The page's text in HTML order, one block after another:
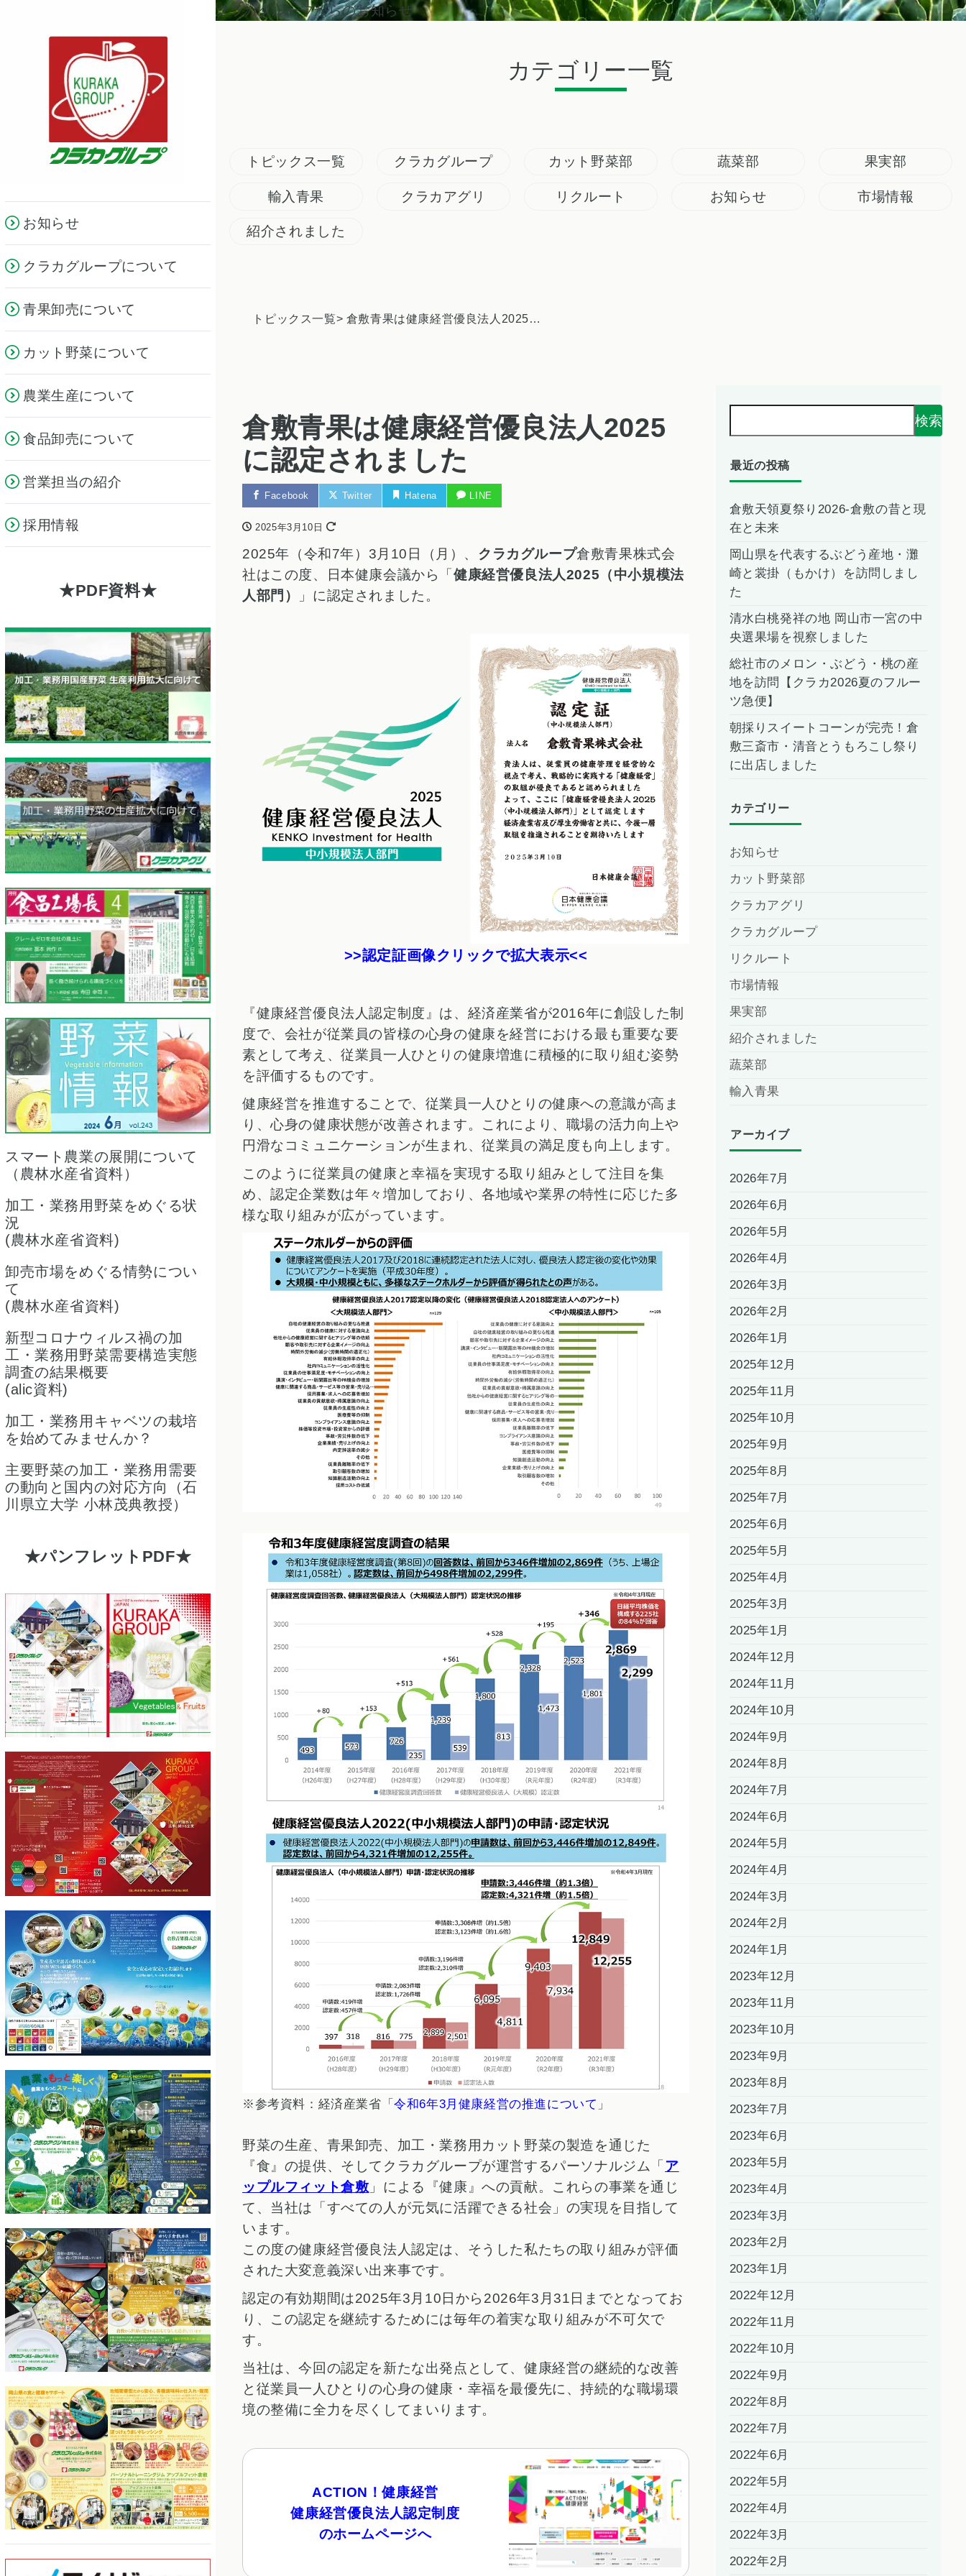
お知らせ
クラカグループについて
青果卸売について
カット野菜について
農業生産について
食品卸売について
営業担当の紹介
採用情報
PDF資料
スマート農業の展開について
（農林水産省資料）
加工・業務用野菜をめぐる状
況
(農林水産省資料)
卸売市場をめぐる情勢につい
て
(農林水産省資料)
新型コロナウィルス禍の加
工・業務用野菜需要構造実態
調査の結果概要
(alic資料)
加工・業務用キャベツの栽培
を始めてみませんか？
主要野菜の加工・業務用需要
の動向と国内の対応方向（石
川県立大学 小林茂典教授）
パンフレットPDF
クラカグループからのお知らせ
カテゴリー一覧
トピックス一覧 クラカグループ カット野菜部 蔬菜部 果実部
輸入青果 クラカアグリ リクルート お知らせ 市場情報
紹介されました
トピックス一覧 > 倉敷青果は健康経営優良法人2025に認定されました
倉敷青果は健康経営優良法人2025
に認定されました
Facebook Twitter Hatena LINE
2025年3月10日
2025年（令和7年）3月10日（月）、 クラカグループ倉敷青果株式会
社はこの度、日本健康会議から「健康経営優良法人2025（中小規模法
人部門）
」に認定されました。
認定証画像クリックで拡大表示
『健康経営優良法人認定制度』は、経済産業省が2016年に創設した制
度で、会社が従業員の皆様の心身の健康を経営における最も重要な要
素として考え、従業員一人ひとりの健康増進に積極的に取り組む姿勢
を評価するものです。
健康経営を推進することで、従業員一人ひとりの健康への意識が高ま
り、心身の健康状態が改善されます。これにより、職場の活力向上や
円滑なコミュニケーションが生まれ、従業員の満足度も向上します。
このように従業員の健康と幸福を実現する取り組みとして注目を集
め、認定企業数は年々増加しており、各地域や業界の特性に応じた多
様な取り組みが広がっています。
※参考資料：経済産業省「令和6年3月健康経営の推進について 」
野菜の生産、青果卸売、加工・業務用カット野菜の製造を通じた
『食』の提供、そしてクラカグループが運営するパーソナルジム「ア
ップルフィット倉敷 」による『健康』への貢献。これらの事業を通じ
て、当社は「すべての人が元気に活躍できる社会」の実現を目指して
います。
この度の健康経営優良法人認定は、そうした私たちの取り組みが評価
された大変意義深い出来事です。
認定の有効期間は2025年3月10日から2026年3月31日までとなってお
り、この認定を継続するためには毎年の着実な取り組みが不可欠で
す。
当社は、今回の認定を新たな出発点として、健康経営の継続的な改善
と従業員一人ひとりの心身の健康・幸福を最優先に、持続的な職場環
境の整備に全力を尽くしてまいります。
ACTION！健康経営
健康経営優良法人認定制度
のホームページへ
検索
最近の投稿
倉敷天領夏祭り2026-倉敷の昔と現
在と未来
岡山県を代表するぶどう産地・灘
崎と裳掛（もかけ）を訪問しまし
た
清水白桃発祥の地 岡山市一宮の中
央選果場を視察しました
総社市のメロン・ぶどう・桃の産
地を訪問【クラカ2026夏のフルー
ツ急便】
朝採りスイートコーンが完売！倉
敷三斎市・清音とうもろこし祭り
に出店しました
カテゴリー
お知らせ
カット野菜部
クラカアグリ
クラカグループ
リクルート
市場情報
果実部
紹介されました
蔬菜部
輸入青果
アーカイブ
2026年7月
2026年6月
2026年5月
2026年4月
2026年3月
2026年2月
2026年1月
2025年12月
2025年11月
2025年10月
2025年9月
2025年8月
2025年7月
2025年6月
2025年5月
2025年4月
2025年3月
2025年1月
2024年12月
2024年11月
2024年10月
2024年9月
2024年8月
2024年7月
2024年6月
2024年5月
2024年4月
2024年3月
2024年2月
2024年1月
2023年12月
2023年11月
2023年10月
2023年9月
2023年8月
2023年7月
2023年6月
2023年5月
2023年4月
2023年3月
2023年2月
2023年1月
2022年12月
2022年11月
2022年10月
2022年9月
2022年8月
2022年7月
2022年6月
2022年5月
2022年4月
2022年3月
2022年2月